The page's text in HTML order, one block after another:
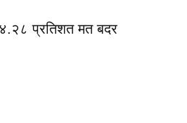
प्रतिशत मत बदर